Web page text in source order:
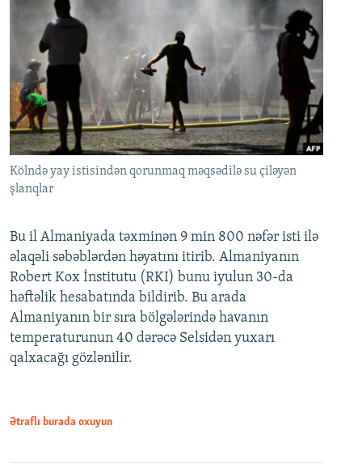
Kölndə yay istisindən qorunmaq məqsədilə su çiləyən
şlanqlar
Bu il Almaniyada təxminən 9 min 800 nəfər isti ilə
əlaqəli səbəblərdən həyatını itirib. Almaniyanın
Robert Kox İnstitutu (RKI) bunu iyulun 30-da
həftəlik hesabatında bildirib. Bu arada
Almaniyanın bir sıra bölgələrində havanın
temperaturunun 40 dərəcə Selsidən yuxarı
qalxacağı gözlənilir.
Ətraflı burada oxuyun